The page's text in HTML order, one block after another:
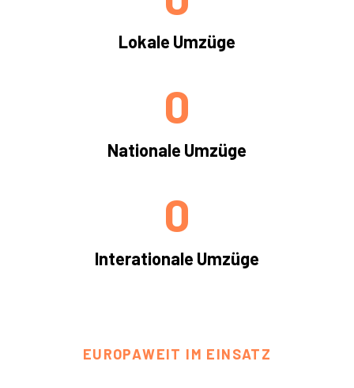
Lokale Umzüge
Nationale Umzüge
0
Interationale Umzüge
0
EUROPAWEIT IM EINSATZ